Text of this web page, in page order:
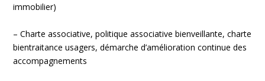
immobilier)
– Charte associative, politique associative bienveillante, charte
bientraitance usagers, démarche d’amélioration continue des
accompagnements